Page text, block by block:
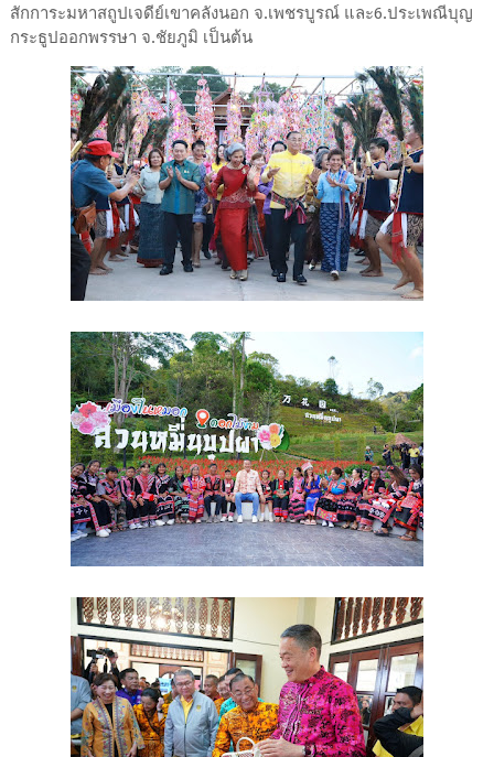
สักการะมหาสถูปเจดีย์เขาคลังนอก จ.เพชรบูรณ์ และ6.ประเพณีบุญ
กระธูปออกพรรษา จ.ชัยภูมิ เป็นต้น